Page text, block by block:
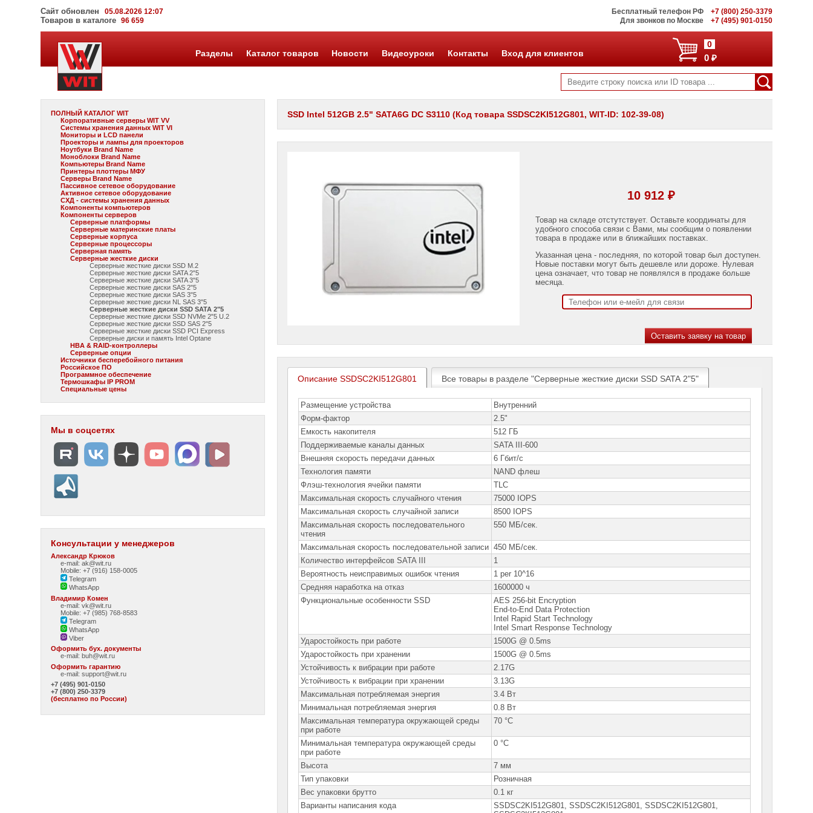
Сайт обновлен 05.08.2026 12:07
Товаров в каталоге96 659
Бесплатный телефон РФ
+7 (800) 250-3379
Для звонков по Москве
+7 (495) 901-0150
0
0 ₽
Разделы Каталог товаров Новости Видеоуроки Контакты Вход для клиентов
ПОЛНЫЙ КАТАЛОГ WIT
Корпоративные серверы WIT VV
Системы хранения данных WIT VI
Мониторы и LCD панели
Проекторы и лампы для проекторов
Ноутбуки Brand Name
Моноблоки Brand Name
Компьютеры Brand Name
Принтеры плоттеры МФУ
Серверы Brand Name
Пассивное сетевое оборудование
Активное сетевое оборудование
СХД - системы хранения данных
Компоненты компьютеров
Компоненты серверов
Серверные платформы
Серверные материнские платы
Серверные корпуса
Серверные процессоры
Серверная память
Серверные жесткие диски
Серверные жесткие диски SSD M.2
Серверные жесткие диски SATA 2"5
Серверные жесткие диски SATA 3"5
Серверные жесткие диски SAS 2"5
Серверные жесткие диски SAS 3"5
Серверные жесткие диски NL SAS 3"5
Серверные жесткие диски SSD SATA 2"5
Серверные жесткие диски SSD NVMe 2"5 U.2
Серверные жесткие диски SSD SAS 2"5
Серверные жесткие диски SSD PCI Express
Серверные диски и память Intel Optane
HBA & RAID-контроллеры
Серверные опции
Источники бесперебойного питания
Российское ПО
Программное обеспечение
Термошкафы IP PROM
Специальные цены
Мы в соцсетях
Консультации у менеджеров
Александр Крюков
e-mail: ak@wit.ru
Mobile: +7 (916) 158-0005
Telegram
WhatsApp
Владимир Комен
e-mail: vk@wit.ru
Mobile: +7 (985) 768-8583
Telegram
WhatsApp
Viber
Оформить бух. документы
e-mail:buh@wit.ru
Оформить гарантию
e-mail:support@wit.ru
+7 (495) 901-0150
+7 (800) 250-3379
(бесплатно по России)
SSD Intel 512GB 2.5" SATA6G DC S3110 (Код товара SSDSC2KI512G801, WIT-ID: 102-39-08)
10 912 ₽
Товар на складе отстутствует. Оставьте координаты для
удобного способа связи с Вами, мы сообщим о появлении
товара в продаже или в ближайших поставках.
Указанная цена - последняя, по которой товар был доступен.
Новые поставки могут быть дешевле или дороже. Нулевая
цена означает, что товар не появлялся в продаже больше
месяца.
Описание SSDSC2KI512G801 Все товары в разделе "Серверные жесткие диски SSD SATA 2"5"
Размещение устройства
Внутренний
Форм-фактор
2.5"
Емкость накопителя
512 ГБ
Поддерживаемые каналы данных
SATA III-600
Внешняя скорость передачи данных
6 Гбит/с
Технология памяти
NAND флеш
Флэш-технология ячейки памяти
TLC
Максимальная скорость случайного чтения
75000 IOPS
Максимальная скорость случайной записи
8500 IOPS
Максимальная скорость последовательного
чтения
550 МБ/сек.
Максимальная скорость последовательной записи 450 МБ/сек.
Количество интерфейсов SATA III
1
Вероятность неисправимых ошибок чтения
1 per 10^16
Средняя наработка на отказ
1600000 ч
Функциональные особенности SSD
AES 256-bit Encryption
End-to-End Data Protection
Intel Rapid Start Technology
Intel Smart Response Technology
Ударостойкость при работе
1500G @ 0.5ms
Ударостойкость при хранении
1500G @ 0.5ms
Устойчивость к вибрации при работе
2.17G
Устойчивость к вибрации при хранении
3.13G
Максимальная потребляемая энергия
3.4 Вт
Минимальная потребляемая энергия
0.8 Вт
Максимальная температура окружающей среды
при работе
70 °C
Минимальная температура окружающей среды
при работе
0 °C
Высота
7 мм
Тип упаковки
Розничная
Вес упаковки брутто
0.1 кг
Варианты написания кода
SSDSC2KI512G801, SSDSC2KI512G801, SSDSС2KI512G801,